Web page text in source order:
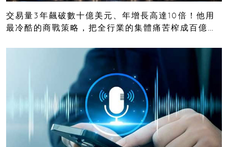
交易量3年飆破數十億美元、年增長高達10倍！他用
最冷酷的商戰策略，把全行業的集體痛苦榨成百億金